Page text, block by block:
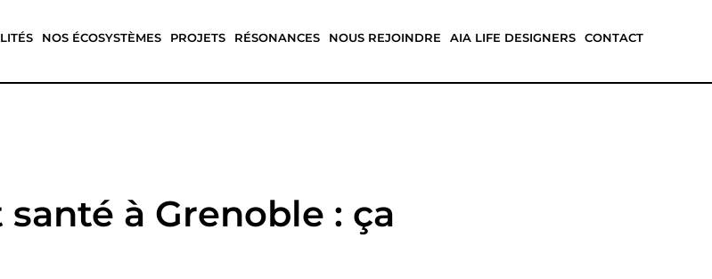
NOS ÉCOSYSTÈMES PROJETS RÉSONANCES NOUS REJOINDRE AIA LIFE DESIGNERS CONTACT
à Grenoble : ça